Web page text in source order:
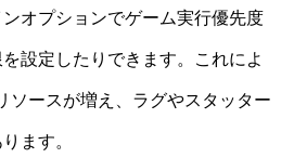
オプションでゲーム実行優先度
設定したりできます。これによ
ソースが増え、ラグやスタッター
ます。